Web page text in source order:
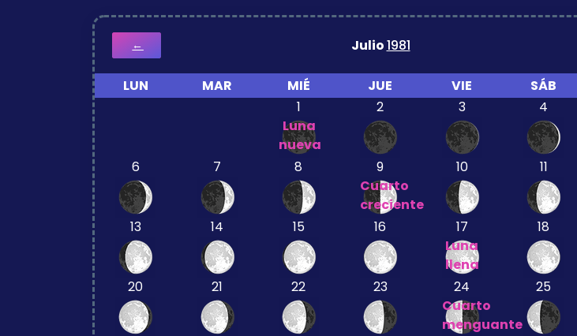
← Julio1981
LUN MAR MIÉ JUE VIE SÁB
1
Luna
nueva
2 3 4
6 7 8
9
Cuarto
creciente
10 11
13 14 15 16
17
Luna
llena
18
20 21 22 23
24
Cuarto
menguante
25